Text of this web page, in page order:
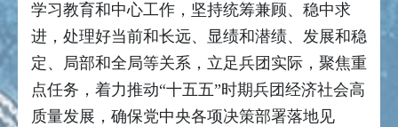
学习教育和中心工作，坚持统筹兼顾、稳中求
进，处理好当前和长远、显绩和潜绩、发展和稳
定、局部和全局等关系，立足兵团实际，聚焦重
点任务，着力推动“十五五”时期兵团经济社会高
质量发展，确保党中央各项决策部署落地见